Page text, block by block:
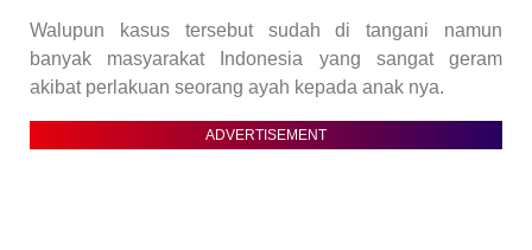
Walupun kasus tersebut sudah di tangani namun
banyak masyarakat Indonesia yang sangat geram
akibat perlakuan seorang ayah kepada anak nya.
ADVERTISEMENT